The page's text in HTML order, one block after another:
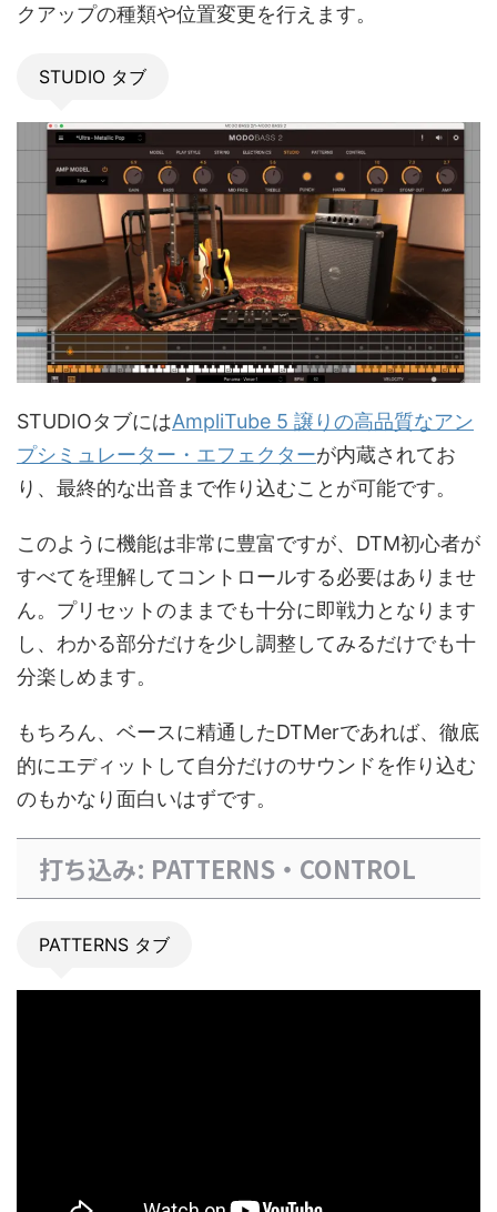
クアップの種類や位置変更を行えます。
STUDIO タブ
STUDIOタブにはAmpliTube 5 譲りの高品質なアン
プシミュレーター・エフェクターが内蔵されてお
り、最終的な出音まで作り込むことが可能です。
このように機能は非常に豊富ですが、DTM初心者が
すべてを理解してコントロールする必要はありませ
ん。プリセットのままでも十分に即戦力となります
し、わかる部分だけを少し調整してみるだけでも十
分楽しめます。
もちろん、ベースに精通したDTMerであれば、徹底
的にエディットして自分だけのサウンドを作り込む
のもかなり面白いはずです。
打ち込み: PATTERNS・CONTROL
PATTERNS タブ